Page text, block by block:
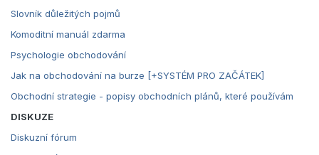
Slovník důležitých pojmů
Komoditní manuál zdarma
Psychologie obchodování
Jak na obchodování na burze [+SYSTÉM PRO ZAČÁTEK]
Obchodní strategie - popisy obchodních plánů, které používám
DISKUZE
Diskuzní fórum